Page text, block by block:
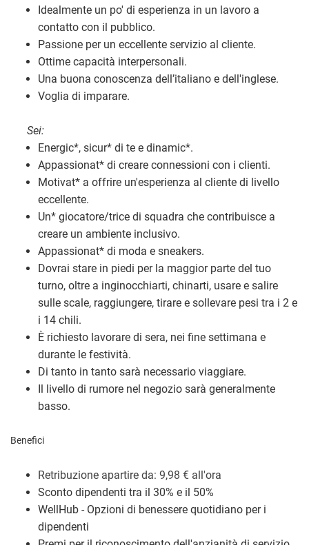
Idealmente un po' di esperienza in un lavoro a
contatto con il pubblico.
Passione per un eccellente servizio al cliente.
Ottime capacità interpersonali.
Una buona conoscenza dell’italiano e dell'inglese.
Voglia di imparare.
Sei:
Energic*, sicur* di te e dinamic*.
Appassionat* di creare connessioni con i clienti.
Motivat* a offrire un'esperienza al cliente di livello
eccellente.
Un* giocatore/trice di squadra che contribuisce a
creare un ambiente inclusivo.
Appassionat* di moda e sneakers.
Dovrai stare in piedi per la maggior parte del tuo
turno, oltre a inginocchiarti, chinarti, usare e salire
sulle scale, raggiungere, tirare e sollevare pesi tra i 2 e
i 14 chili.
È richiesto lavorare di sera, nei fine settimana e
durante le festività.
Di tanto in tanto sarà necessario viaggiare.
Il livello di rumore nel negozio sarà generalmente
basso.
Benefici
Retribuzione apartire da: 9,98 € all'ora
Sconto dipendenti tra il 30% e il 50%
WellHub - Opzioni di benessere quotidiano per i
dipendenti